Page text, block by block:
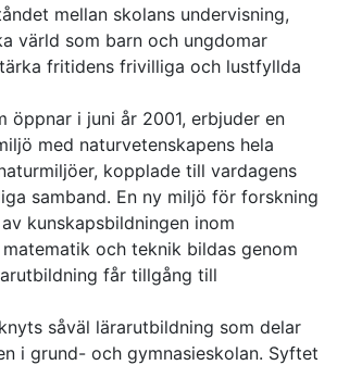
mellan skolans undervisning,
värld som barn och ungdomar
fritidens frivilliga och lustfyllda
öppnar i juni år 2001, erbjuder en
med naturvetenskapens hela
kopplade till vardagens
samband. En ny miljö för forskning
kunskapsbildningen inom
och teknik bildas genom
får tillgång till
såväl lärarutbildning som delar
i grund- och gymnasieskolan. Syftet